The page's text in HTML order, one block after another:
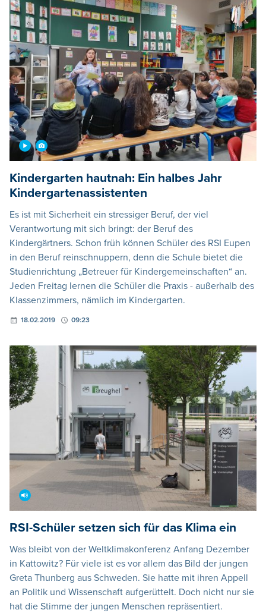
Kindergarten hautnah: Ein halbes Jahr
Kindergartenassistenten
Es ist mit Sicherheit ein stressiger Beruf, der viel
Verantwortung mit sich bringt: der Beruf des
Kindergärtners. Schon früh können Schüler des RSI Eupen
in den Beruf reinschnuppern, denn die Schule bietet die
Studienrichtung „Betreuer für Kindergemeinschaften“ an.
Jeden Freitag lernen die Schüler die Praxis - außerhalb des
Klassenzimmers, nämlich im Kindergarten.
18.02.2019 09:23
RSI-Schüler setzen sich für das Klima ein
Was bleibt von der Weltklimakonferenz Anfang Dezember
in Kattowitz? Für viele ist es vor allem das Bild der jungen
Greta Thunberg aus Schweden. Sie hatte mit ihren Appell
an Politik und Wissenschaft aufgerüttelt. Doch nicht nur sie
hat die Stimme der jungen Menschen repräsentiert.